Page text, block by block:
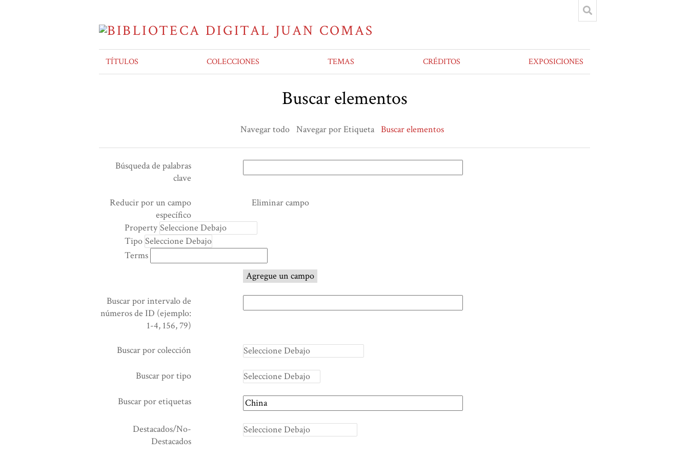
TÍTULOS COLECCIONES TEMAS CRÉDITOS EXPOSICIONES
Buscar elementos
Navegar todo Navegar por Etiqueta Buscar elementos
Búsqueda de palabras
clave
campo
específico":
Reducir por un campo
específico
Search Property
Tipo de búsqueda
Términos de búsqueda
Ensamblador de Búsqueda Eliminar campo
Property
Tipo
Terms
Agregue un campo
Buscar por intervalo de
números de ID (ejemplo:
1-4, 156, 79)
Buscar por colección
Buscar por tipo
Buscar por etiquetas
Destacados/No-
Destacados